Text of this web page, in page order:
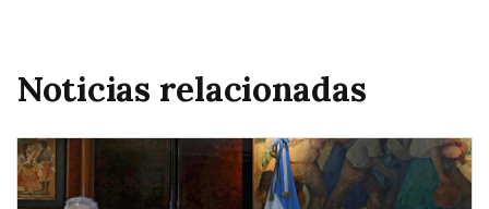
Noticias relacionadas